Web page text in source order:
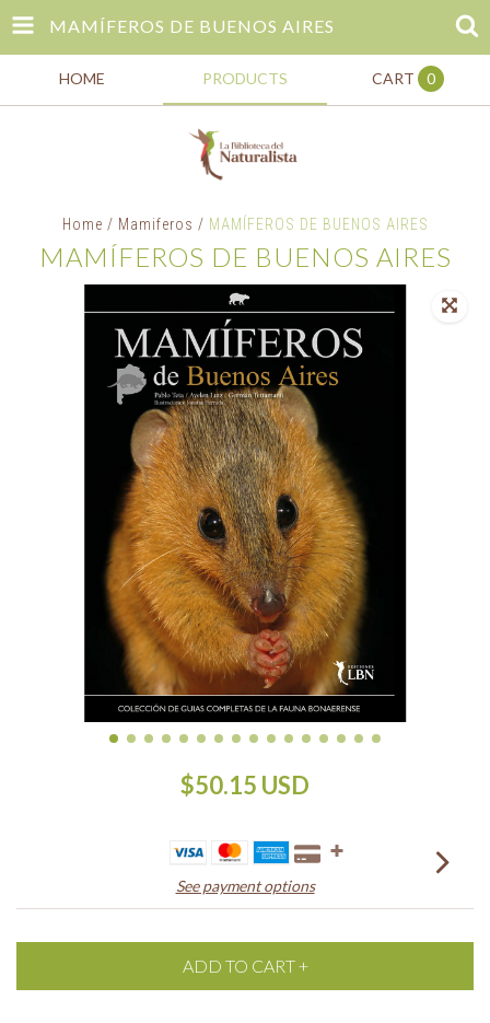
MAMÍFEROS DE BUENOS AIRES
HOME PRODUCTS CART 0
Home / Mamiferos / MAMÍFEROS DE BUENOS AIRES
MAMÍFEROS DE BUENOS AIRES
$50.15 USD
See payment options